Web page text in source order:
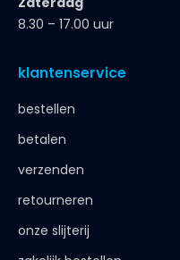
8.30 – 17.00 uur
klantenservice
bestellen
betalen
verzenden
retourneren
onze slijterij